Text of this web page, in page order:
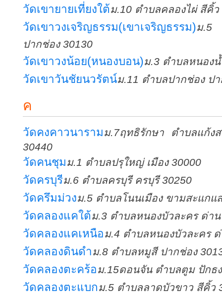
วัดเขายายเที่ยงใต้ม.10 ตำบลคลองไผ่ สีคิ้ว
วัดเขาวงเจริญธรรม(เขาเจริญธรรม)ม.5
ปากช่อง 30130
วัดเขาวงน้อย(หนองบอน)ม.3 ตำบลหนอง
วัดเขาวันชัยนวรัตน์ม.11 ตำบลปากช่อง ป
ค
วัดคงคาวนารามม.7ฤทธิรักษา ตำบลแก้ง
30440
วัดคนชุมม.1 ตำบลปรุใหญ่ เมือง 30000
วัดครบุรีม.6 ตำบลครบุรี ครบุรี 30250
วัดครึมม่วงม.5 ตำบลโนนเมือง ขามสะแกแ
วัดคลองแคใต้ม.3 ตำบลหนองบัวละคร ด่า
วัดคลองแคเหนือม.4 ตำบลหนองบัวละคร
วัดคลองดินดำม.8 ตำบลหมูสี ปากช่อง
วัดคลองตะคร้อม.15ดอนจัน ตำบลตูม ปักธ
วัดคลองตะแบกม.5 ตำบลลาดบัวขาว สีคิ้ว